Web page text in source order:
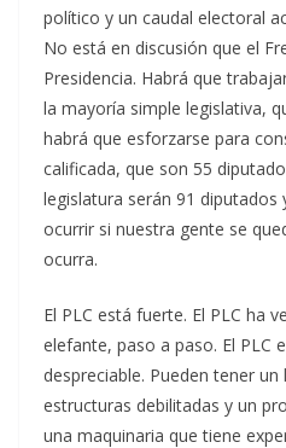
político y un caudal electoral
No está en discusión que el
Presidencia. Habrá que
la mayoría simple legislativa,
habrá que esforzarse para
calificada, que son 55
legislatura serán 91 diputados
ocurrir si nuestra gente se
ocurra.
El PLC está fuerte. El PLC ha
elefante, paso a paso. El PLC
despreciable. Pueden tener
estructuras debilitadas y un
una maquinaria que tiene